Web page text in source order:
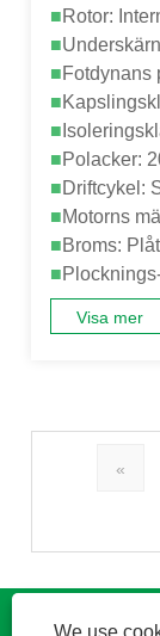
■Rotor:
■
■Fotdynans
■
■
■Polacker:
■Driftcykel:
■Motorns
■Broms: Plåt
■
Visa mer
«
We use